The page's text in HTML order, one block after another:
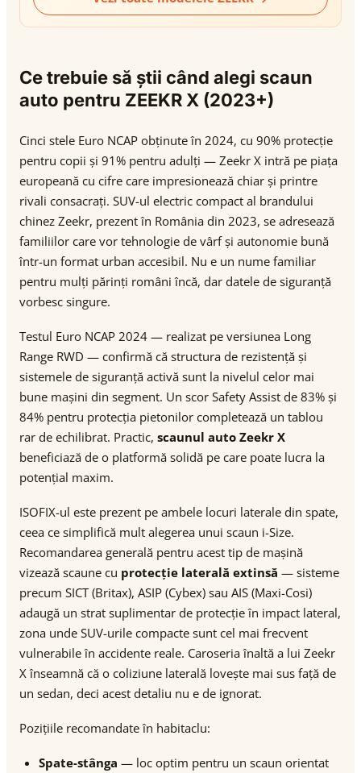
Ce trebuie să știi când alegi scaun
auto pentru ZEEKR X (2023+)
Cinci stele Euro NCAP obținute în 2024, cu 90% protecție
pentru copii și 91% pentru adulți — Zeekr X intră pe piața
europeană cu cifre care impresionează chiar și printre
rivali consacrați. SUV-ul electric compact al brandului
chinez Zeekr, prezent în România din 2023, se adresează
familiilor care vor tehnologie de vârf și autonomie bună
într-un format urban accesibil. Nu e un nume familiar
pentru mulți părinți români încă, dar datele de siguranță
vorbesc singure.
Testul Euro NCAP 2024 — realizat pe versiunea Long
Range RWD — confirmă că structura de rezistență și
sistemele de siguranță activă sunt la nivelul celor mai
bune mașini din segment. Un scor Safety Assist de 83% și
84% pentru protecția pietonilor completează un tablou
rar de echilibrat. Practic, scaunul auto Zeekr X
beneficiază de o platformă solidă pe care poate lucra la
potențial maxim.
ISOFIX-ul este prezent pe ambele locuri laterale din spate,
ceea ce simplifică mult alegerea unui scaun i-Size.
Recomandarea generală pentru acest tip de mașină
vizează scaune cu protecție laterală extinsă — sisteme
precum SICT (Britax), ASIP (Cybex) sau AIS (Maxi-Cosi)
adaugă un strat suplimentar de protecție în impact lateral,
zona unde SUV-urile compacte sunt cel mai frecvent
vulnerabile în accidente reale. Caroseria înaltă a lui Zeekr
X înseamnă că o coliziune laterală lovește mai sus față de
un sedan, deci acest detaliu nu e de ignorat.
Pozițiile recomandate în habitaclu:
Spate-stânga — loc optim pentru un scaun orientat